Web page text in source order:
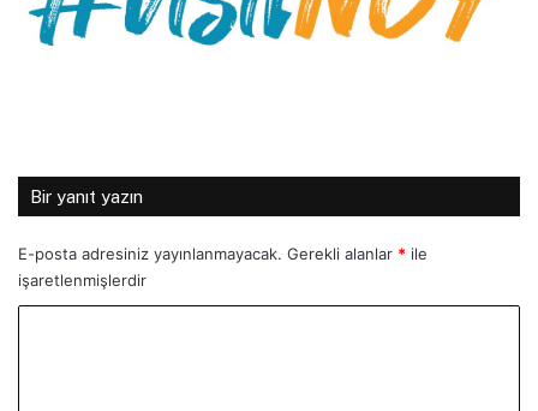
Bir yanıt yazın
E-posta adresiniz yayınlanmayacak. Gerekli alanlar * ile
işaretlenmişlerdir